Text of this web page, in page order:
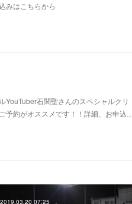
みはこちらから
YouTuber石関聖さんのスペシャルクリ
予約がオススメです！！詳細、お申込…
2019.03.20 07:25